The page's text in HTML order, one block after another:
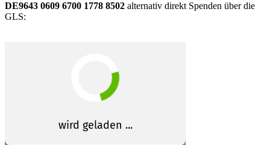
DE9643 0609 6700 1778 8502 alternativ direkt Spenden über die
GLS: